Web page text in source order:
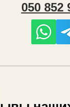
050 852